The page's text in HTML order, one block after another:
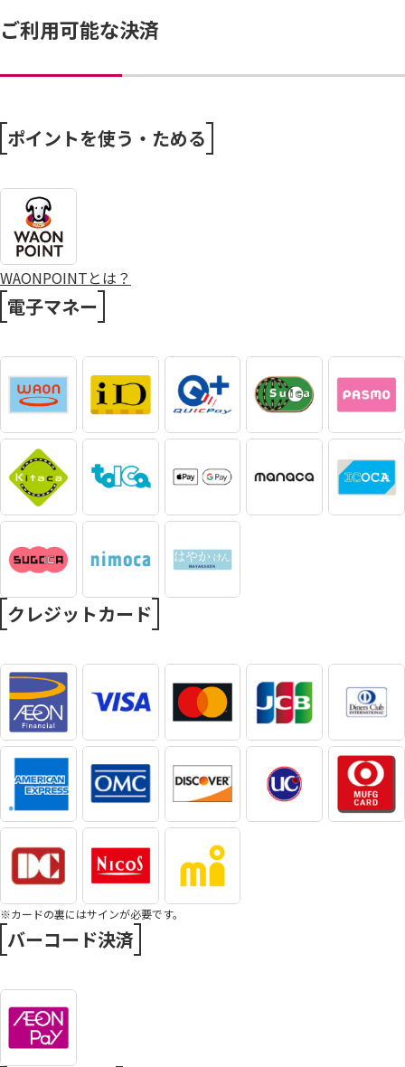
ご利用可能な決済
ポイントを使う・ためる
WAONPOINTとは？
電子マネー
クレジットカード
※カードの裏にはサインが必要です。
バーコード決済